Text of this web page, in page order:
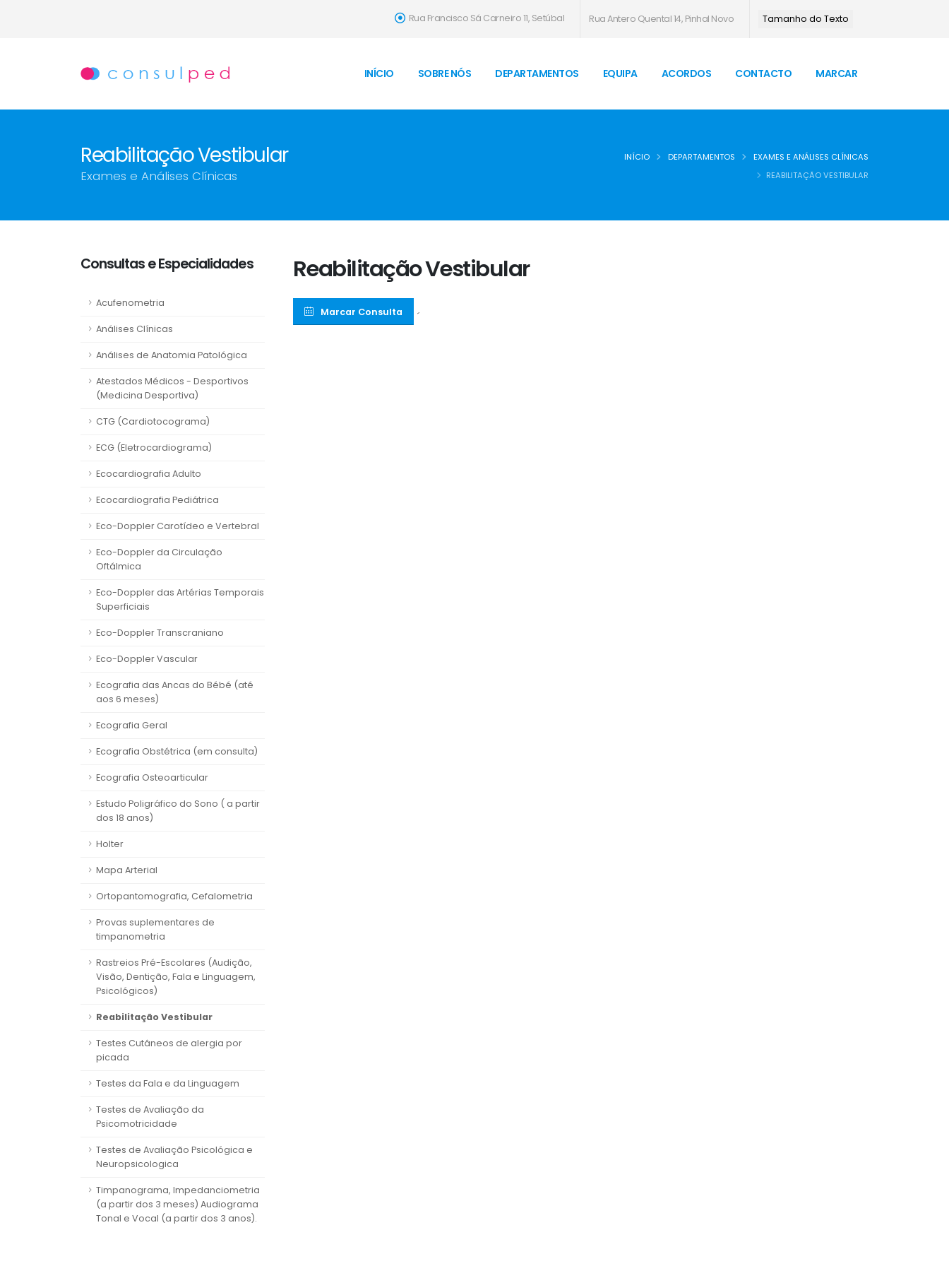
Rua Francisco Sá Carneiro 11, Setúbal Rua Antero Quental 14, Pinhal Novo Tamanho do Texto
INÍCIO SOBRE NÓS DEPARTAMENTOS EQUIPA ACORDOS CONTACTO MARCAR
Reabilitação Vestibular
Exames e Análises Clínicas
INÍCIO DEPARTAMENTOS
EXAMES E ANÁLISES CLÍNICAS
REABILITAÇÃO VESTIBULAR
Consultas e Especialidades
Acufenometria
Análises Clínicas
Análises de Anatomia Patológica
Atestados Médicos - Desportivos
(Medicina Desportiva)
CTG (Cardiotocograma)
ECG (Eletrocardiograma)
Ecocardiografia Adulto
Ecocardiografia Pediátrica
Eco-Doppler Carotídeo e Vertebral
Eco-Doppler da Circulação
Oftálmica
Eco-Doppler das Artérias Temporais
Superficiais
Eco-Doppler Transcraniano
Eco-Doppler Vascular
Ecografia das Ancas do Bébé (até
aos 6 meses)
Ecografia Geral
Ecografia Obstétrica (em consulta)
Ecografia Osteoarticular
Estudo Poligráfico do Sono ( a partir
dos 18 anos)
Holter
Mapa Arterial
Ortopantomografia, Cefalometria
Provas suplementares de
timpanometria
Rastreios Pré-Escolares (Audição,
Visão, Dentição, Fala e Linguagem,
Psicológicos)
Reabilitação Vestibular
Testes Cutâneos de alergia por
picada
Testes da Fala e da Linguagem
Testes de Avaliação da
Psicomotricidade
Testes de Avaliação Psicológica e
Neuropsicologica
Timpanograma, Impedanciometria
(a partir dos 3 meses) Audiograma
Tonal e Vocal (a partir dos 3 anos).
Reabilitação Vestibular
Marcar Consulta ´